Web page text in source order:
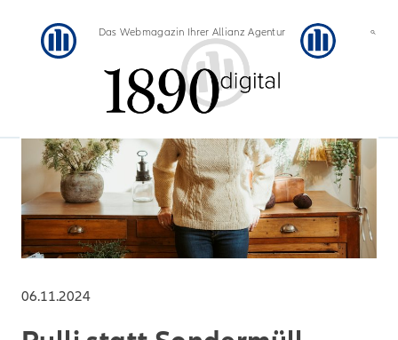
Das Webmagazin Ihrer Allianz Agentur
06.11.2024